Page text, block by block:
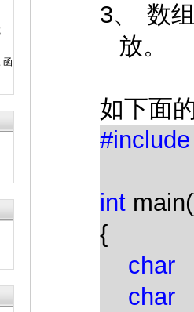
函
3、
数
放。
如下面
int
{
char
char